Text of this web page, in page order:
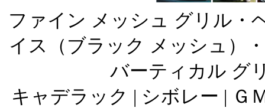
ファイン メッシュ グリル・
イス（ブラック メッシュ）
バーティカル グ
キャデラック | シボレー | Ｇ